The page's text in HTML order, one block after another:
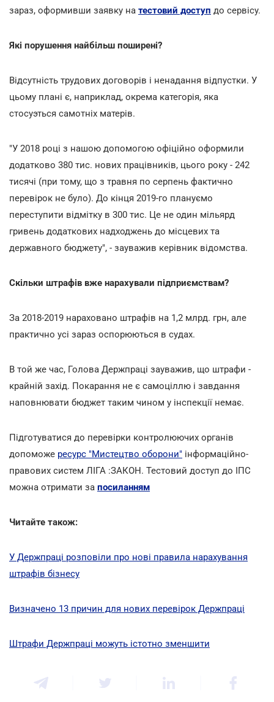
зараз, оформивши заявку на тестовий доступ до сервісу.
Які порушення найбільш поширені?
Відсутність трудових договорів і ненадання відпустки. У
цьому плані є, наприклад, окрема категорія, яка
стосуэться самотніх матерів.
"У 2018 році з нашою допомогою офіційно оформили
додатково 380 тис. нових працівників, цього року - 242
тисячі (при тому, що з травня по серпень фактично
перевірок не було). До кінця 2019-го плануємо
переступити відмітку в 300 тис. Це не один мільярд
гривень додаткових надходжень до місцевих та
державного бюджету", - зауважив керівник відомства.
Скільки штрафів вже нарахували підприємствам?
За 2018-2019 нараховано штрафів на 1,2 млрд. грн, але
практично усі зараз оспорюються в судах.
В той же час, Голова Держпраці зауважив, що штрафи -
крайній захід. Покарання не є самоціллю і завдання
наповнювати бюджет таким чином у інспекції немає.
Підготуватися до перевірки контролюючих органів
допоможе ресурс "Мистецтво оборони" інформаційно-
правових систем ЛІГА :ЗАКОН. Тестовий доступ до ІПС
можна отримати за посиланням
Читайте також:
У Держпраці розповіли про нові правила нарахування
штрафів бізнесу
Визначено 13 причин для нових перевірок Держпраці
Штрафи Держпраці можуть істотно зменшити